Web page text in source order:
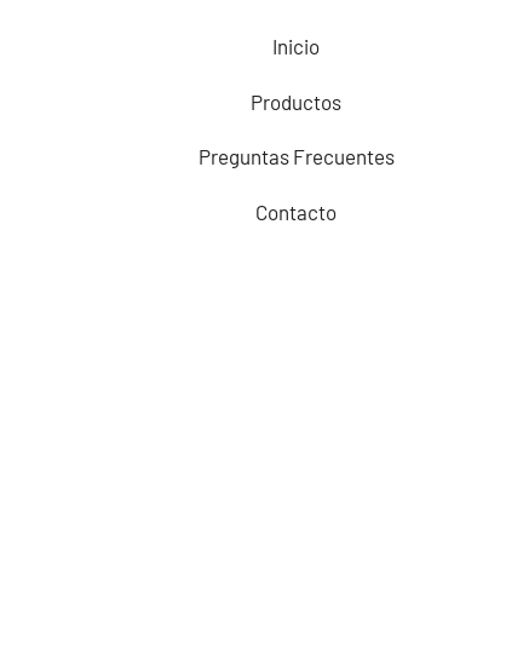
Inicio
Productos
Preguntas Frecuentes
Contacto